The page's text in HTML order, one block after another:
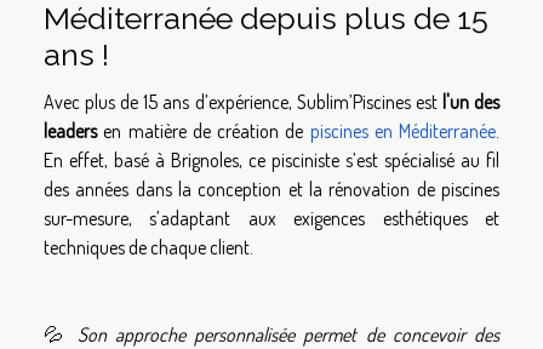
Méditerranée depuis plus de 15
ans !
Avec plus de 15 ans d’expérience, Sublim’Piscines estl'un des
leadersen matière de création de piscines en Méditerranée
En effet, basé à Brignoles, ce pisciniste s’est spécialisé au fil
des années dans la conception et la rénovation de piscines
sur-mesure, s’adaptant aux exigences esthétiques et
techniques de chaque client.
💦 Son approche personnalisée permet de concevoir des